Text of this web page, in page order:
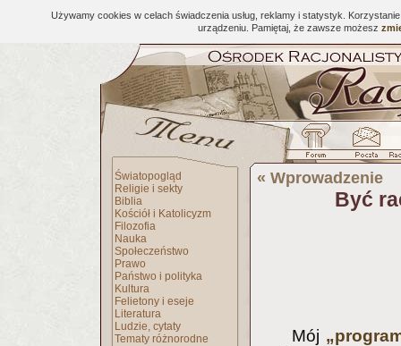
Używamy cookies w celach świadczenia usług, reklamy i statystyk.
urządzeniu. Pamiętaj, że zawsze możesz
Światopogląd
Religie i sekty
Biblia
Kościół i Katolicyzm
Filozofia
Nauka
Społeczeństwo
Prawo
Państwo i polityka
Kultura
Felietony i eseje
Literatura
Ludzie, cytaty
Tematy różnorodne
« Wprowadzenie
Być
Mój